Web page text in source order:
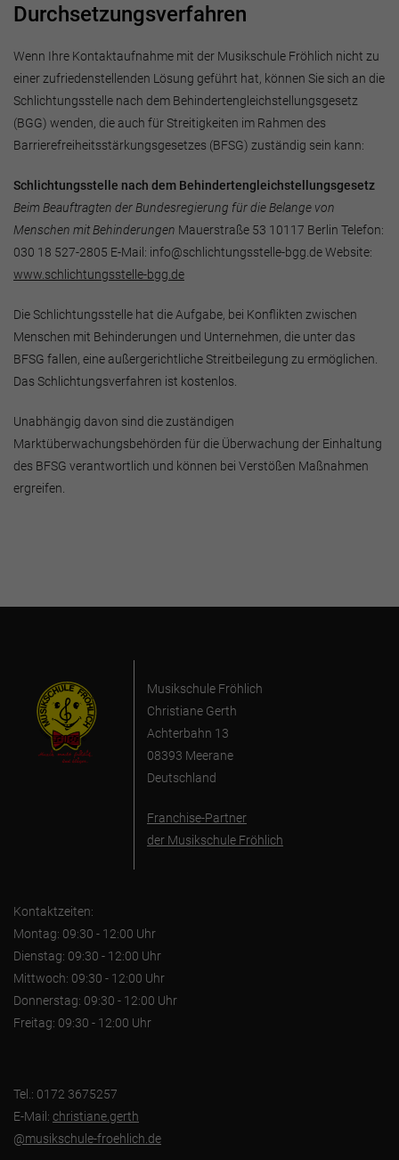
Durchsetzungsverfahren
Wenn Ihre Kontaktaufnahme mit der Musikschule Fröhlich nicht zu
einer zufriedenstellenden Lösung geführt hat, können Sie sich an die
Schlichtungsstelle nach dem Behindertengleichstellungsgesetz
(BGG) wenden, die auch für Streitigkeiten im Rahmen des
Barrierefreiheitsstärkungsgesetzes (BFSG) zuständig sein kann:
Schlichtungsstelle nach dem Behindertengleichstellungsgesetz
Beim Beauftragten der Bundesregierung für die Belange von
Menschen mit Behinderungen Mauerstraße 53 10117 Berlin Telefon:
030 18 527-2805 E-Mail: info@schlichtungsstelle-bgg.de Website:
www.schlichtungsstelle-bgg.de
Die Schlichtungsstelle hat die Aufgabe, bei Konflikten zwischen
Menschen mit Behinderungen und Unternehmen, die unter das
BFSG fallen, eine außergerichtliche Streitbeilegung zu ermöglichen.
Das Schlichtungsverfahren ist kostenlos.
Unabhängig davon sind die zuständigen
Marktüberwachungsbehörden für die Überwachung der Einhaltung
des BFSG verantwortlich und können bei Verstößen Maßnahmen
ergreifen.
Musikschule Fröhlich
Christiane Gerth
Achterbahn 13
08393 Meerane
Deutschland
Franchise-Partner
der Musikschule Fröhlich
Kontaktzeiten:
Montag: 09:30 - 12:00 Uhr
Dienstag: 09:30 - 12:00 Uhr
Mittwoch: 09:30 - 12:00 Uhr
Donnerstag: 09:30 - 12:00 Uhr
Freitag: 09:30 - 12:00 Uhr
Tel.: 0172 3675257
E-Mail: christiane.gerth
@musikschule-froehlich.de